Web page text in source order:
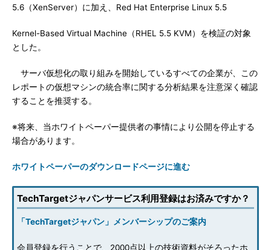
5.6（XenServer）に加え、Red Hat Enterprise Linux 5.5
Kernel-Based Virtual Machine（RHEL 5.5 KVM）を検証の対象
とした。
サーバ仮想化の取り組みを開始しているすべての企業が、この
レポートの仮想マシンの統合率に関する分析結果を注意深く確認
することを推奨する。
※将来、当ホワイトペーパー提供者の事情により公開を停止する
場合があります。
ホワイトペーパーのダウンロードページに進む
TechTargetジャパンサービス利用登録はお済みですか？
「TechTargetジャパン」メンバーシップのご案内
会員登録を行うことで、2000点以上の技術資料がそろったホ